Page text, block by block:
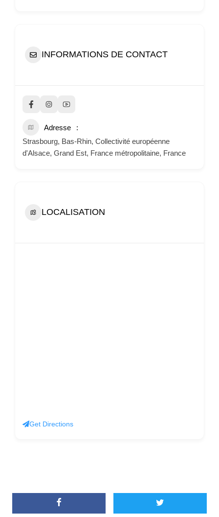
INFORMATIONS DE CONTACT
Adresse
Strasbourg, Bas-Rhin, Collectivité européenne
d'Alsace, Grand Est, France métropolitaine, France
LOCALISATION
Get Directions